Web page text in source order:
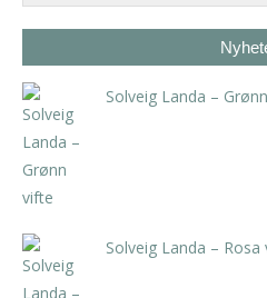
Solveig Landa –
Solveig Landa – Rosa